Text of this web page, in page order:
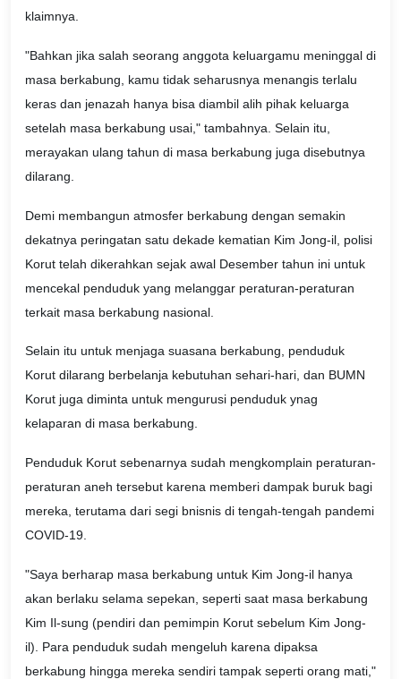
klaimnya.
"Bahkan jika salah seorang anggota keluargamu meninggal di
masa berkabung, kamu tidak seharusnya menangis terlalu
keras dan jenazah hanya bisa diambil alih pihak keluarga
setelah masa berkabung usai," tambahnya. Selain itu,
merayakan ulang tahun di masa berkabung juga disebutnya
dilarang.
Demi membangun atmosfer berkabung dengan semakin
dekatnya peringatan satu dekade kematian Kim Jong-il, polisi
Korut telah dikerahkan sejak awal Desember tahun ini untuk
mencekal penduduk yang melanggar peraturan-peraturan
terkait masa berkabung nasional.
Selain itu untuk menjaga suasana berkabung, penduduk
Korut dilarang berbelanja kebutuhan sehari-hari, dan BUMN
Korut juga diminta untuk mengurusi penduduk ynag
kelaparan di masa berkabung.
Penduduk Korut sebenarnya sudah mengkomplain peraturan-
peraturan aneh tersebut karena memberi dampak buruk bagi
mereka, terutama dari segi bnisnis di tengah-tengah pandemi
COVID-19.
"Saya berharap masa berkabung untuk Kim Jong-il hanya
akan berlaku selama sepekan, seperti saat masa berkabung
Kim Il-sung (pendiri dan pemimpin Korut sebelum Kim Jong-
il). Para penduduk sudah mengeluh karena dipaksa
berkabung hingga mereka sendiri tampak seperti orang mati,"